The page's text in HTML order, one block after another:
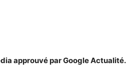
approuvé par Google Actualité.